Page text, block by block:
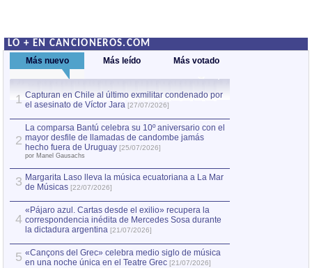
LO + EN CANCIONEROS.COM
Más nuevo Más leído Más votado
1 Capturan en Chile al último exmilitar condenado por
el asesinato de Víctor Jara [27/07/2026]
2
La comparsa Bantú celebra su 10º aniversario con el
mayor desfile de llamadas de candombe jamás
hecho fuera de Uruguay [25/07/2026]
por Manel Gausachs
3 Margarita Laso lleva la música ecuatoriana a La Mar
de Músicas [22/07/2026]
4
«Pájaro azul. Cartas desde el exilio» recupera la
correspondencia inédita de Mercedes Sosa durante
la dictadura argentina [21/07/2026]
5 «Cançons del Grec» celebra medio siglo de música
en una noche única en el Teatre Grec [21/07/2026]